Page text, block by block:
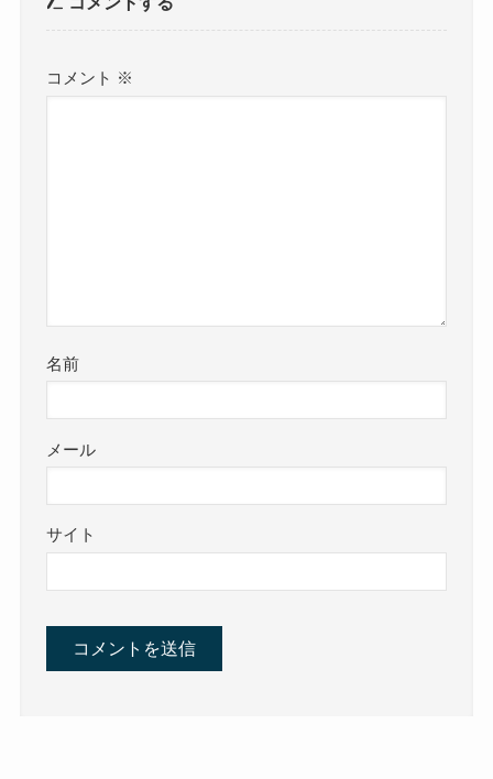
コメント ※
名前
メール
サイト